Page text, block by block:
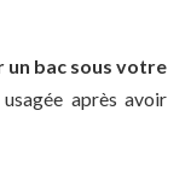
un bac sous votre
après avoir